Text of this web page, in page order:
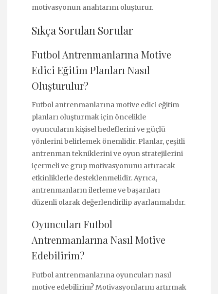
motivasyonun anahtarını oluşturur.
Sıkça Sorulan Sorular
Futbol Antrenmanlarına Motive
Edici Eğitim Planları Nasıl
Oluşturulur?
Futbol antrenmanlarına motive edici eğitim
planları oluşturmak için öncelikle
oyuncuların kişisel hedeflerini ve güçlü
yönlerini belirlemek önemlidir. Planlar, çeşitli
antrenman tekniklerini ve oyun stratejilerini
içermeli ve grup motivasyonunu artıracak
etkinliklerle desteklenmelidir. Ayrıca,
antrenmanların ilerleme ve başarıları
düzenli olarak değerlendirilip ayarlanmalıdır.
Oyuncuları Futbol
Antrenmanlarına Nasıl Motive
Edebilirim?
Futbol antrenmanlarına oyuncuları nasıl
motive edebilirim? Motivasyonlarını artırmak